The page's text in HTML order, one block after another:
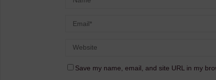
Save my name, email, and site URL in my